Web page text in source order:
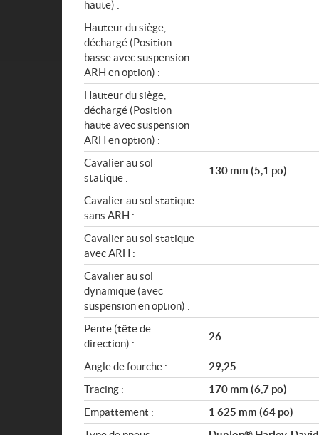
haute) :
Hauteur du siège,
déchargé (Position
basse avec suspension
ARH en option) :
Hauteur du siège,
déchargé (Position
haute avec suspension
ARH en option) :
Cavalier au sol
statique :
130 mm (5,1 po)
Cavalier au sol statique
sans ARH :
Cavalier au sol statique
avec ARH :
Cavalier au sol
dynamique (avec
suspension en option) :
Pente (tête de
direction) :
26
Angle de fourche :
29,25
Tracing :
170 mm (6,7 po)
Empattement :
1 625 mm (64 po)